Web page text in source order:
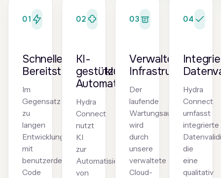
01
Schnelle
Bereitstellungszyklen
Im
Gegensatz
zu
langen
Entwicklungszyklen
mit
benutzerdefiniertem
Code
02
KI-
gestützte
Automatisierung
Hydra
Connect
nutzt
KI
zur
Automatisierung
von
03
Verwaltete
Infrastruktur
Der
laufende
Wartungsaufwand
wird
durch
unsere
verwaltete
Cloud-
04
Hydra
Connect
umfasst
integrierte
die
eine
qualitativ